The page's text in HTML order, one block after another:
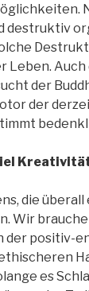
destruktiv
Leben.
der
der
die
Wir
der positiv-
es